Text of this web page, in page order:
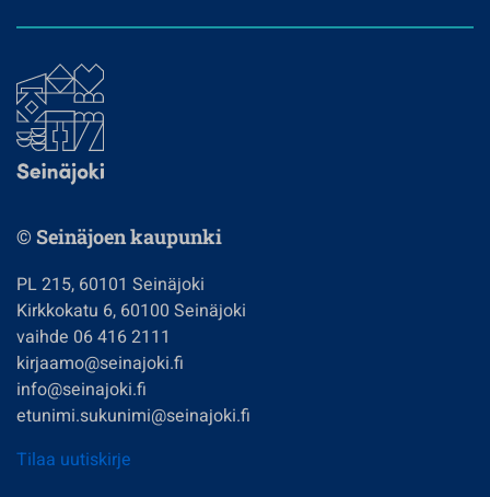
© Seinäjoen kaupunki
PL 215, 60101 Seinäjoki
Kirkkokatu 6, 60100 Seinäjoki
vaihde 06 416 2111
kirjaamo@seinajoki.fi
info@seinajoki.fi
etunimi.sukunimi@seinajoki.fi
Tilaa uutiskirje